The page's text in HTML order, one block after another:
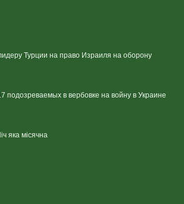
Турции на право Израиля на оборону
подозреваемых в вербовке на войну в Украине
яка місячна